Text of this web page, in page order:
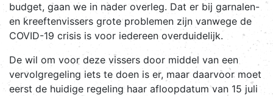
budget, gaan we in nader overleg. Dat er bij garnalen-
en kreeftenvissers grote problemen zijn vanwege de
COVID-19 crisis is voor iedereen overduidelijk.
De wil om voor deze vissers door middel van een
vervolgregeling iets te doen is er, maar daarvoor moet
eerst de huidige regeling haar afloopdatum van 15 juli